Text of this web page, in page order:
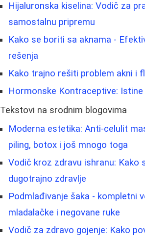
Hijaluronska kiselina: Vodič za
samostalnu pripremu
Kako se boriti sa aknama -
rešenja
Kako trajno rešiti problem akni i
Hormonske Kontraceptive: Istine
Tekstovi na srodnim blogovima
Moderna estetika: Anti-celulit
piling, botox i još mnogo toga
Vodič kroz zdravu ishranu: Kako
dugotrajno zdravlje
Podmlađivanje šaka - kompletni
mladalačke i negovane ruke
Vodič za zdravo gojenje: Kako